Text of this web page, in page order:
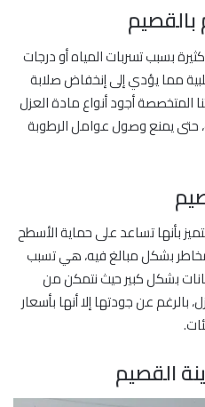
بسبب تسربات المياه أو درجات
سلبية مما يؤدي إلى إنخفاض صلابة
المتخصصة أجود أنواع مادة العزل
حتى يمنع وصول عوامل الرطوبة
بأنها تساعد على حماية الأسطح
بشكل مبالغ فيه، هي تسبب
بشكل كبير حيث نتمكن من
عن جودتها إلا أنها بأسعار
القصيم